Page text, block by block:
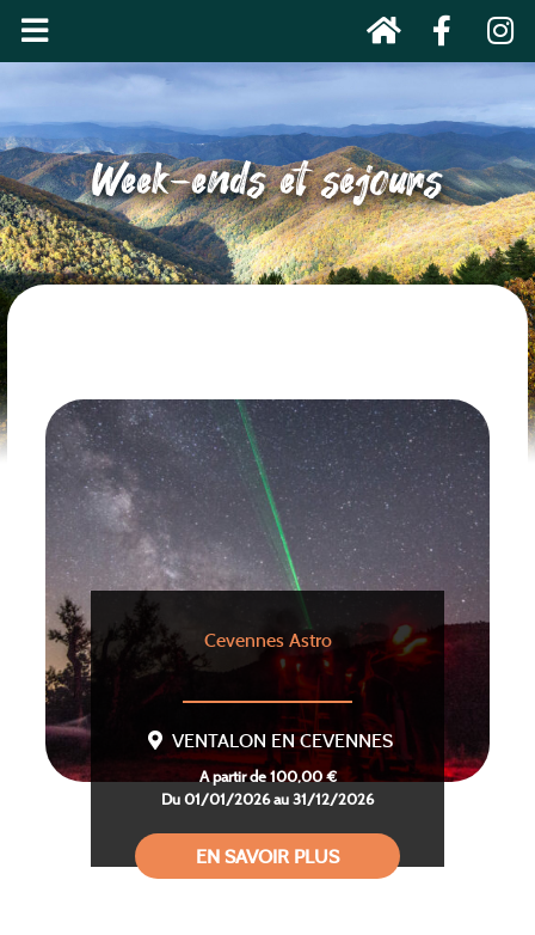
Week-ends et séjours
Cevennes Astro
VENTALON EN CEVENNES
A partir de 100,00 €
Du 01/01/2026 au 31/12/2026
EN SAVOIR PLUS